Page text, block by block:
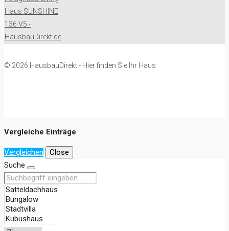
© 2026 HausbauDirekt - Hier finden Sie Ihr Haus
Vergleiche Einträge
Vergleichen
Close
Suche